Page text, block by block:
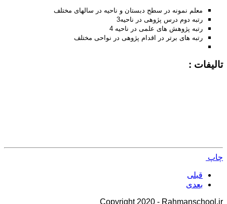
معلم نمونه در سطح دبستان و ناحیه در سالهای مختلف
رتبه دوم درس پژوهی در ناحیه3
رتبه پژوهش های علمی در ناحیه 4
رتبه های برتر در اقدام پژوهی در نواحی مختلف
تالیفات :
چاپ
قبلی
بعدی
Copyright 2020 - Rahmanschool.ir